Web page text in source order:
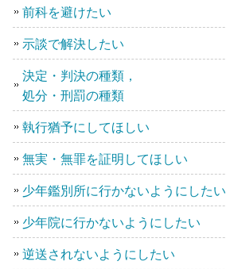
前科を避けたい
示談で解決したい
決定・判決の種類，
処分・刑罰の種類
執行猶予にしてほしい
無実・無罪を証明してほしい
少年鑑別所に行かないようにしたい
少年院に行かないようにしたい
逆送されないようにしたい